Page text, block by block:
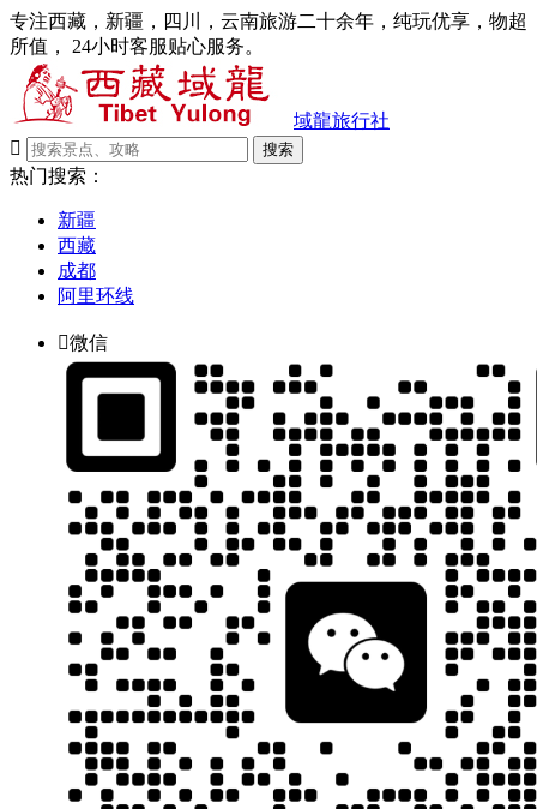
专注西藏，新疆，四川，云南旅游二十余年，纯玩优享，物超
所值， 24小时客服贴心服务。
域龍旅行社

搜索
热门搜索：
新疆
西藏
成都
阿里环线
微信